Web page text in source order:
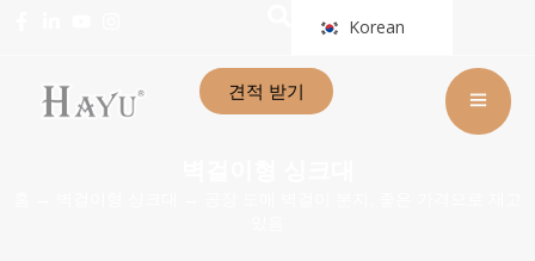
Korean
견적 받기